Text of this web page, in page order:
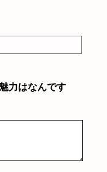
力はなんです